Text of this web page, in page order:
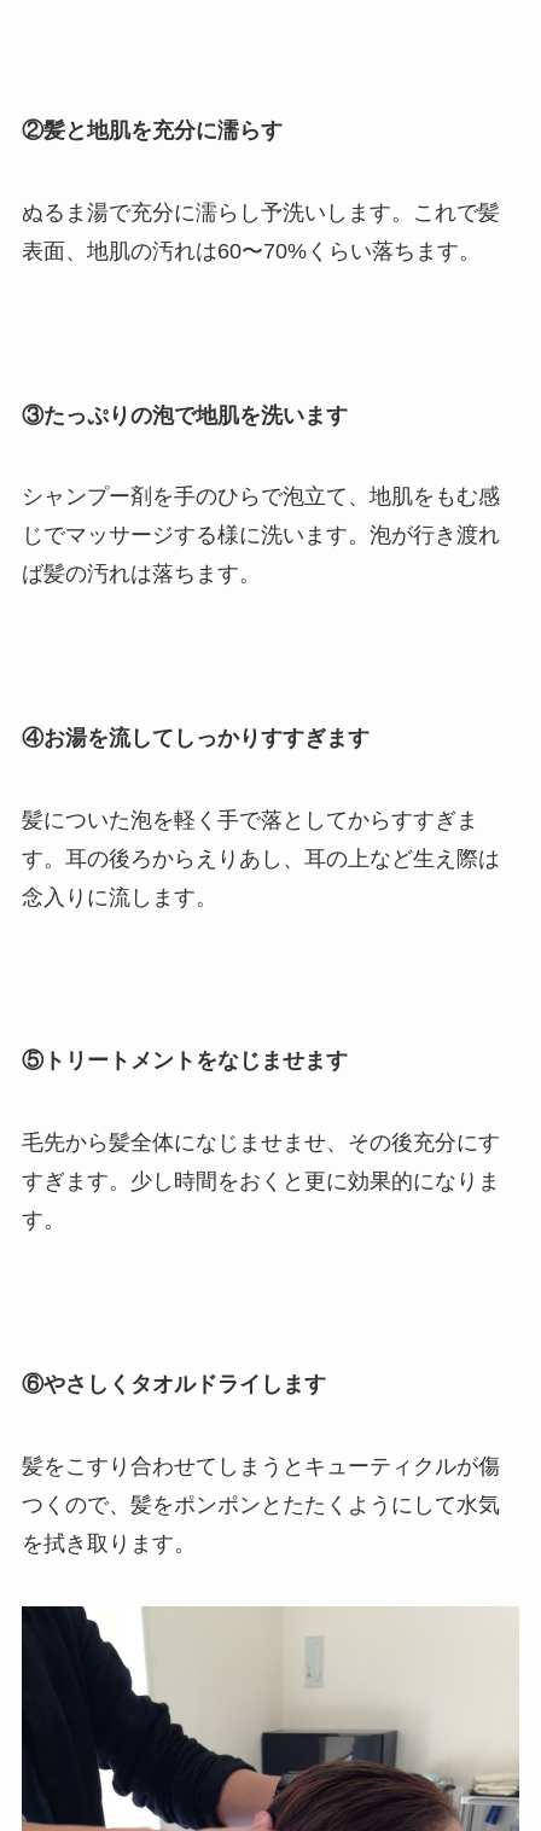
②髪と地肌を充分に濡らす
ぬるま湯で充分に濡らし予洗いします。これで髪
表面、地肌の汚れは60〜70%くらい落ちます。
③たっぷりの泡で地肌を洗います
シャンプー剤を手のひらで泡立て、地肌をもむ感
じでマッサージする様に洗います。泡が行き渡れ
ば髪の汚れは落ちます。
④お湯を流してしっかりすすぎます
髪についた泡を軽く手で落としてからすすぎま
す。耳の後ろからえりあし、耳の上など生え際は
念入りに流します。
⑤トリートメントをなじませます
毛先から髪全体になじませませ、その後充分にす
すぎます。少し時間をおくと更に効果的になりま
す。
⑥やさしくタオルドライします
髪をこすり合わせてしまうとキューティクルが傷
つくので、髪をポンポンとたたくようにして水気
を拭き取ります。